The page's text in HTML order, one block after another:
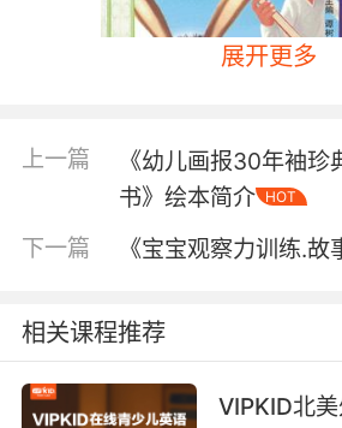
内容简介
展开更多
上一篇
《幼儿画报30年袖珍
书》绘本简介
HOT
下一篇 《宝宝观察力训练.
相关课程推荐
VIPKID北